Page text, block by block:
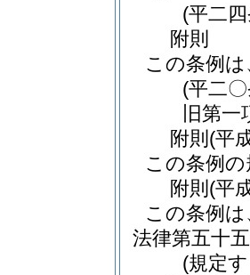
(平二
附則
この条例
(平二
旧第
附則 (平
この条例
附則 (平
この条例
法律第五十
(規定